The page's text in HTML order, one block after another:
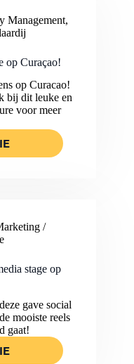
Management,
op Curaçao!
op Curacao!
bij dit leuke en
voor meer
/
stage op
gave social
mooiste reels
gaat!